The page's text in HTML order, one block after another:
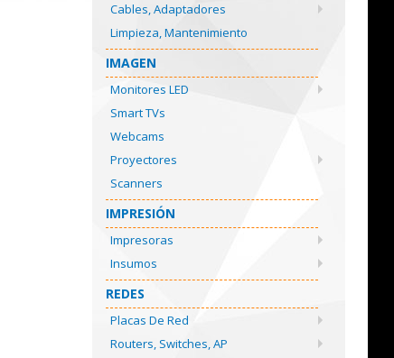
Cables, Adaptadores
Limpieza, Mantenimiento
IMAGEN
Monitores LED
Smart TVs
Webcams
Proyectores
Scanners
IMPRESIÓN
Impresoras
Insumos
REDES
Placas De Red
Routers, Switches, AP